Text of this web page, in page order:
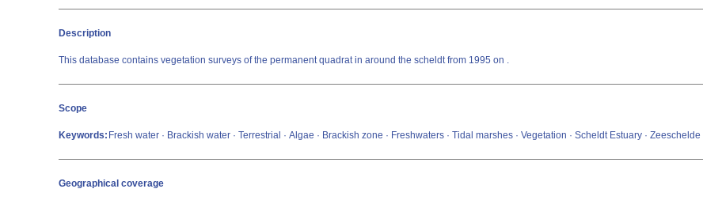
Description
This database contains vegetation surveys of the permanent quadrat in around the scheldt from 1995 on .
Scope
Keywords: Fresh water · Brackish water · Terrestrial · Algae · Brackish zone · Freshwaters · Tidal marshes · Vegetation · Scheldt Estuary · Zeeschelde
Geographical coverage